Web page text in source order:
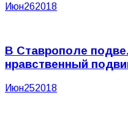
Июн262018
В Ставрополе
нравственный
Июн252018